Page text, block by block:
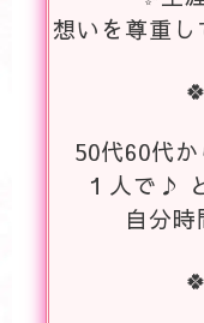
想いを尊重
50代60代
１人で♪
自分